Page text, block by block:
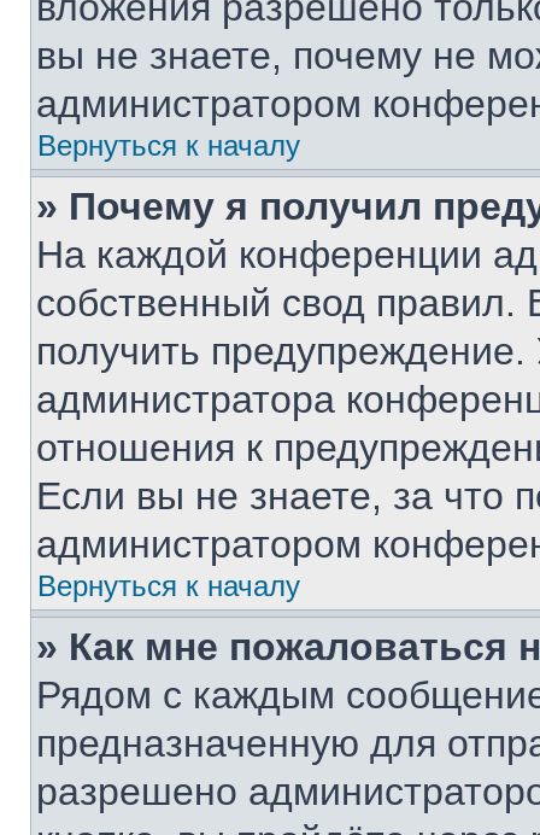
вы не знаете, почему не
администратором
Вернуться к началу
» Почему я получил
На каждой конференции
собственный свод
получить
администратора
отношения к
Если вы не знаете, за что
администратором
Вернуться к началу
» Как мне пожаловаться
Рядом с каждым
предназначенную для
разрешено